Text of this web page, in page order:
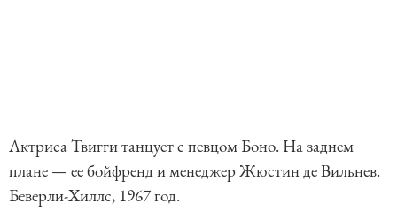
Актриса Твигги танцует с певцом Боно. На заднем
плане — ее бойфренд и менеджер Жюстин де Вильнев.
Беверли-Хиллс, 1967 год.